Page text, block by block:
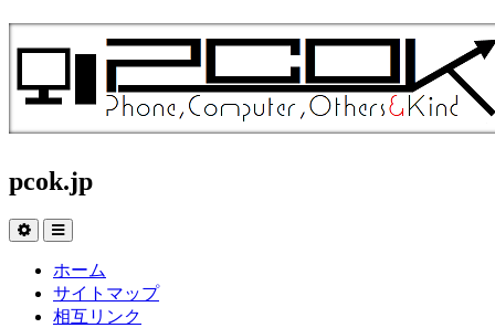
pcok.jp
ホーム
サイトマップ
相互リンク